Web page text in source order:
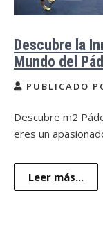
Descubre la
Mundo del
PUBLICADO
Descubre m2
eres un
Leer más...